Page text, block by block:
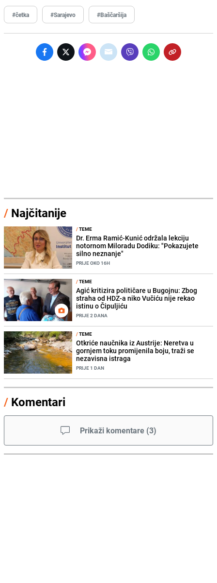
#četka #Sarajevo #Baščaršija
/ Najčitanije
/TEME
Dr. Erma Ramić-Kunić održala lekciju
notornom Miloradu Dodiku: "Pokazujete
silno neznanje"
PRIJE OKO 16H
/TEME
Agić kritizira političare u Bugojnu: Zbog
straha od HDZ-a niko Vučiću nije rekao
istinu o Čipuljiću
PRIJE 2 DANA
/TEME
Otkriće naučnika iz Austrije: Neretva u
gornjem toku promijenila boju, traži se
nezavisna istraga
PRIJE 1 DAN
/ Komentari
Prikaži komentare (3)